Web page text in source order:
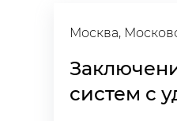
Москва,
систем с